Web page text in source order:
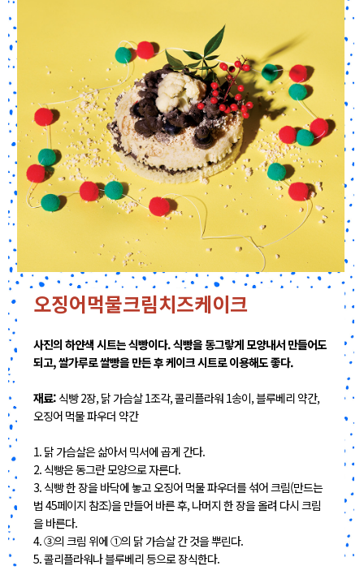
오징어먹물크림치즈케이크
사진의 하얀색 시트는 식빵이다. 식빵을 동그랗게 모양내서 만들어도
되고, 쌀가루로 쌀빵을 만든 후 케이크 시트로 이용해도 좋다.
재료: 식빵 2장, 닭 가슴살 1조각, 콜리플라워 1송이, 블루베리 약간,
오징어 먹물 파우더 약간
1. 닭 가슴살은 삶아서 믹서에 곱게 간다.
2. 식빵은 동그란 모양으로 자른다.
3. 식빵 한 장을 바닥에 놓고 오징어 먹물 파우더를 섞어 크림(만드는
법 45페이지 참조)을 만들어 바른 후, 나머지 한 장을 올려 다시 크림
을 바른다.
4. ③의 크림 위에 ①의 닭 가슴살 간 것을 뿌린다.
5. 콜리플라워나 블루베리 등으로 장식한다.